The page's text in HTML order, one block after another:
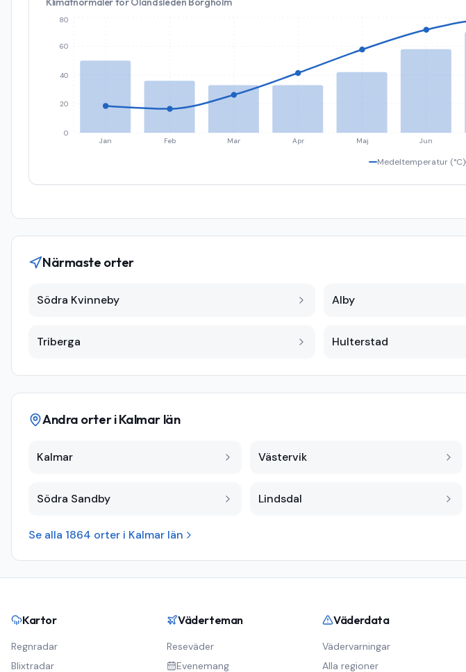
Jan Feb Mar Apr Maj Jun
0
20
40
60
80
Medeltemperatur (°C)
Närmaste orter
Södra Kvinneby Alby
Triberga Hulterstad
Andra orter iKalmar län
Kalmar Västervik
Södra Sandby Lindsdal
Se alla 1864 orter i Kalmar län
Kartor
Regnradar
Blixtradar
Väderteman
Reseväder
Evenemang
Väderdata
Vädervarningar
Alla regioner